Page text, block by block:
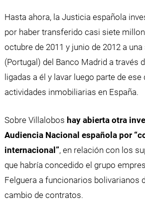
Hasta ahora, la Justicia española
por haber transferido casi siete
octubre de 2011 y junio de 2012 a
(Portugal) del Banco Madrid a través
ligadas a él y lavar luego parte de ese
actividades inmobiliarias en España.
Sobre Villalobos hay abierta otra
Audiencia Nacional española por
internacional”, en relación con los
que habría concedido el grupo
Felguera a funcionarios bolivarianos
cambio de contratos.